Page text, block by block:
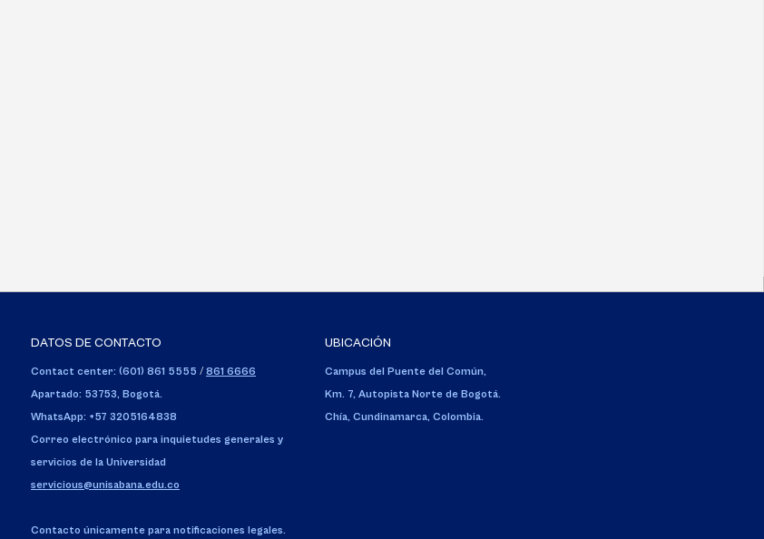
DATOS DE CONTACTO
Contact center: (601) 861 5555 / 861 6666
Apartado: 53753, Bogotá.
WhatsApp: +57 3205164838
Correo electrónico para inquietudes generales y
servicios de la Universidad
servicious@unisabana.edu.co
Contacto únicamente para notificaciones legales.
UBICACIÓN
Campus del Puente del Común,
Km. 7, Autopista Norte de Bogotá.
Chía, Cundinamarca, Colombia.